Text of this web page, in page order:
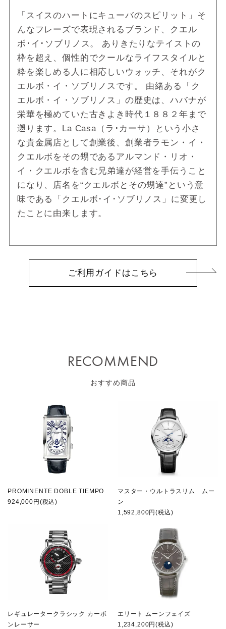
「スイスのハートにキューバのスピリット」そ
んなフレーズで表現されるブランド、クエル
ボ･イ･ソブリノス。 ありきたりなテイストの
枠を超え、個性的でクールなライフスタイルと
粋を楽しめる人に相応しいウォッチ、それがク
エルボ・イ・ソブリノスです。 由緒ある「ク
エルボ・イ・ソブリノス」の歴史は、ハバナが
栄華を極めていた古きよき時代１８８２年まで
遡ります。La Casa（ラ･カーサ）という小さ
な貴金属店として創業後、創業者ラモン・イ・
クエルボをその甥であるアルマンド・リオ・
イ・クエルボを含む兄弟達が経営を手伝うこと
になり、店名を“クエルボとその甥達”という意
味である「クエルボ･イ･ソブリノス」に変更し
たことに由来します。
ご利用ガイドはこちら
RECOMMEND
おすすめ商品
PROMINENTE DOBLE TIEMPO
924,000円(税込)
マスター・ウルトラスリム ムー
ン
1,592,800円(税込)
レギュレータークラシック カーボ
ンレーサー
エリート ムーンフェイズ
1,234,200円(税込)